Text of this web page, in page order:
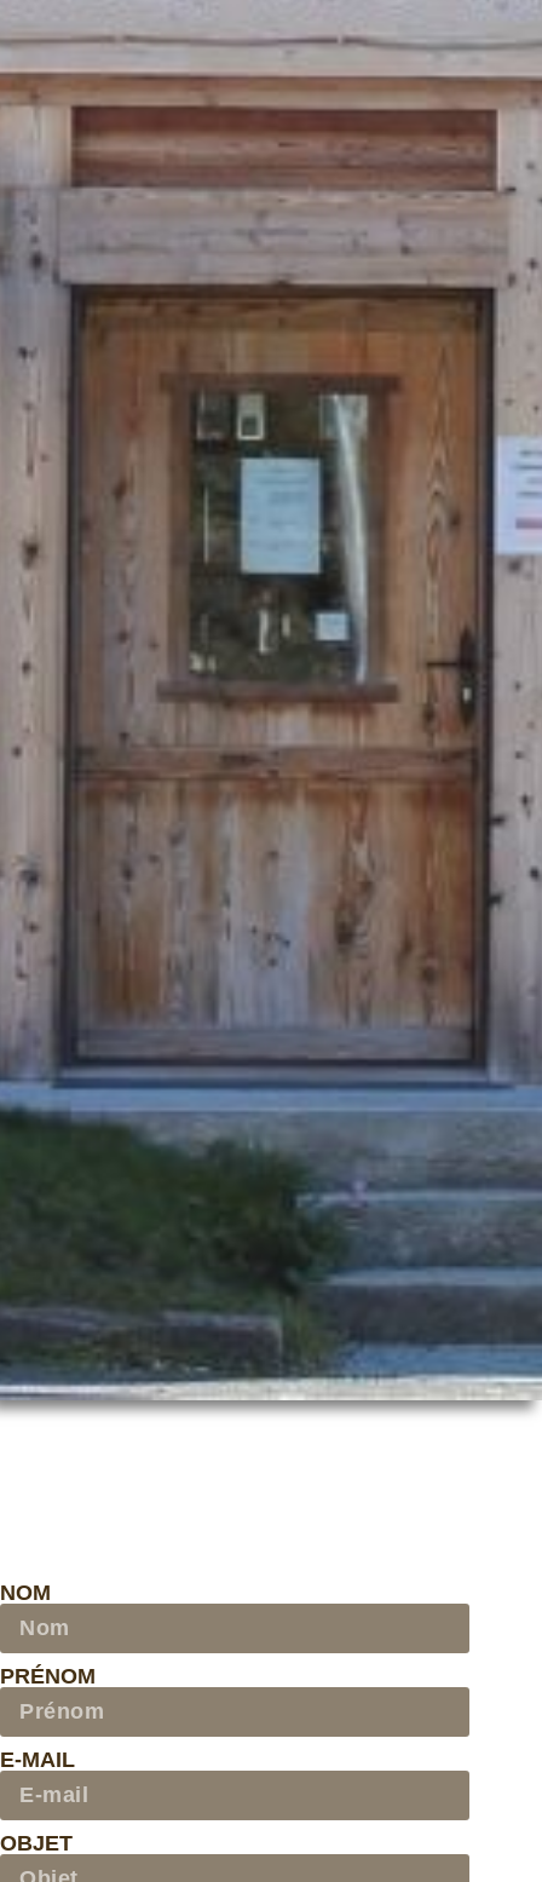
NOM
PRÉNOM
E-MAIL
OBJET